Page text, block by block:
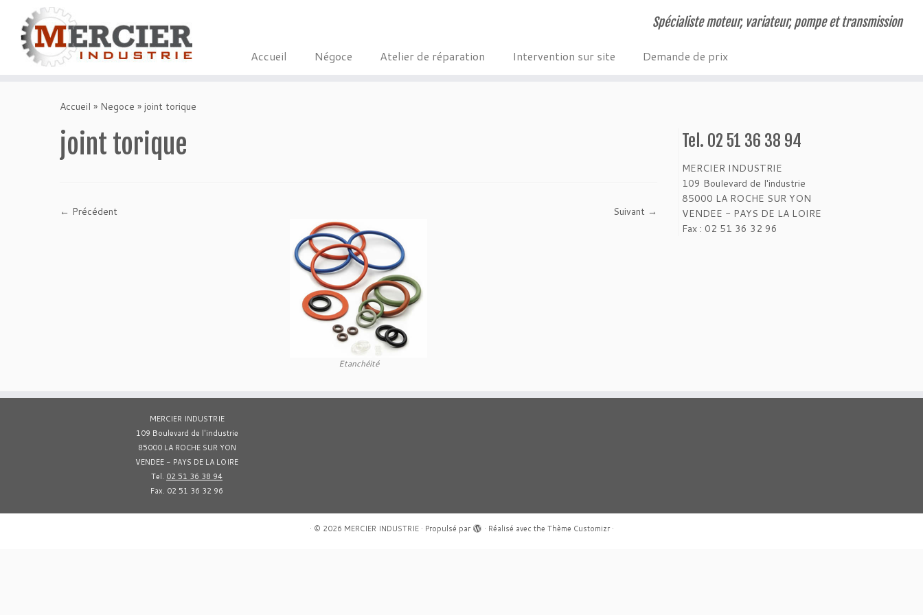
Spécialiste moteur, variateur, pompe et transmission
Accueil Négoce Atelier de réparation Intervention sur site Demande de prix
Accueil » Negoce » joint torique
joint torique
← Précédent Suivant →
Etanchéité
Tel. 02 51 36 38 94
MERCIER INDUSTRIE
109 Boulevard de l'industrie
85000 LA ROCHE SUR YON
VENDEE - PAYS DE LA LOIRE
Fax : 02 51 36 32 96
MERCIER INDUSTRIE
109 Boulevard de l'industrie
85000 LA ROCHE SUR YON
VENDEE - PAYS DE LA LOIRE
Tel. 02 51 36 38 94
Fax. 02 51 36 32 96
· © 2026 MERCIER INDUSTRIE· Propulsé par · Réalisé avec the Thème Customizr·